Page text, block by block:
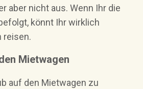
aber nicht aus. Wenn Ihr die
könnt Ihr wirklich
reisen.
Mietwagen
auf den Mietwagen zu